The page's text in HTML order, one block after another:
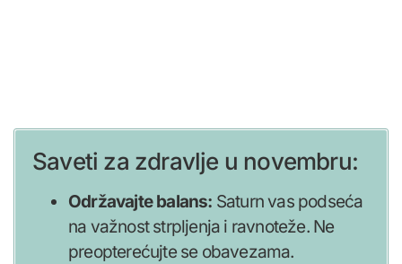
Saveti za zdravlje u novembru:
Održavajte balans: Saturn vas podseća
na važnost strpljenja i ravnoteže. Ne
preopterećujte se obavezama.